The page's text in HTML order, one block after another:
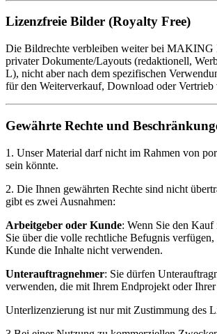
Lizenzfreie Bilder (Royalty Free)
Die Bildrechte verbleiben weiter bei MAKING
privater Dokumente/Layouts (redaktionell,
L), nicht aber nach dem spezifischen
für den Weiterverkauf, Download oder Vertrieb
Gewährte Rechte und
1. Unser Material darf nicht im Rahmen von
sein könnte.
2. Die Ihnen gewährten Rechte sind nicht
gibt es zwei Ausnahmen:
Arbeitgeber oder Kunde: Wenn Sie den
Sie über die volle rechtliche Befugnis
Kunde die Inhalte nicht verwenden.
Unterauftragnehmer: Sie dürfen
verwenden, die mit Ihrem Endprojekt oder
Unterlizenzierung ist nur mit Zustimmung des